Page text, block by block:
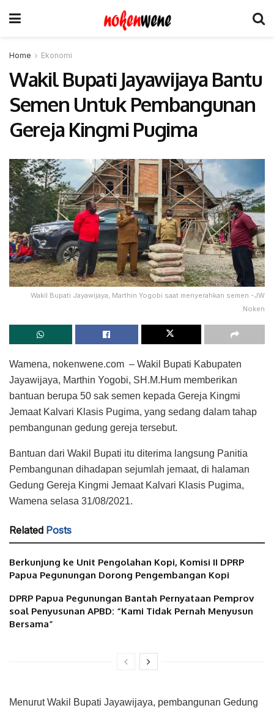
Home Ekonomi
Wakil Bupati Jayawijaya Bantu
Semen Untuk Pembangunan
Gereja Kingmi Pugima
Wakil Bupati Jayawijaya, Marthin Yogobi saat menyerahkan semen -JW
Noken
Wamena, nokenwene.com – Wakil Bupati Kabupaten
Jayawijaya, Marthin Yogobi, SH.M.Hum memberikan
bantuan berupa 50 sak semen kepada Gereja Kingmi
Jemaat Kalvari Klasis Pugima, yang sedang dalam tahap
pembangunan gedung gereja tersebut.
Bantuan dari Wakil Bupati itu diterima langsung Panitia
Pembangunan dihadapan sejumlah jemaat, di halaman
Gedung Gereja Kingmi Jemaat Kalvari Klasis Pugima,
Wamena selasa 31/08/2021.
Related Posts
Berkunjung ke Unit Pengolahan Kopi, Komisi II DPRP
Papua Pegunungan Dorong Pengembangan Kopi
DPRP Papua Pegunungan Bantah Pernyataan Pemprov
soal Penyusunan APBD: “Kami Tidak Pernah Menyusun
Bersama”
Menurut Wakil Bupati Jayawijaya, pembangunan Gedung